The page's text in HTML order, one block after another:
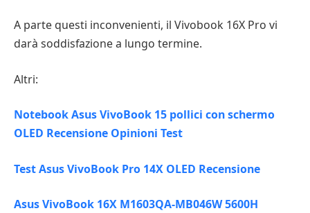
A parte questi inconvenienti, il Vivobook 16X Pro vi
darà soddisfazione a lungo termine.
Altri:
Notebook Asus VivoBook 15 pollici con schermo
OLED Recensione Opinioni Test
Test Asus VivoBook Pro 14X OLED Recensione
Asus VivoBook 16X M1603QA-MB046W 5600H